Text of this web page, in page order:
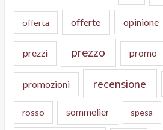
offerta offerte opinione
prezzi prezzo promo
promozioni recensione
rosso sommelier spesa